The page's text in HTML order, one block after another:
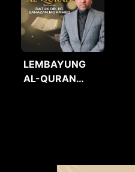
LEMBAYUNG
AL-QURAN